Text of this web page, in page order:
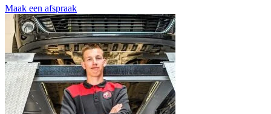
Maak een afspraak